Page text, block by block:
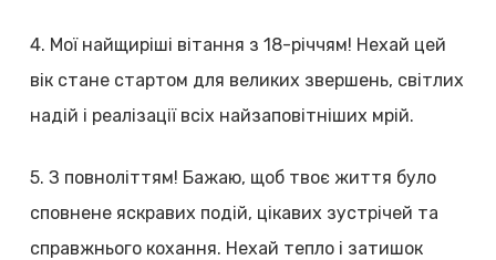
4. Мої найщиріші вітання з 18-річчям! Нехай цей
вік стане стартом для великих звершень, світлих
надій і реалізації всіх найзаповітніших мрій.
5. З повноліттям! Бажаю, щоб твоє життя було
сповнене яскравих подій, цікавих зустрічей та
справжнього кохання. Нехай тепло і затишок